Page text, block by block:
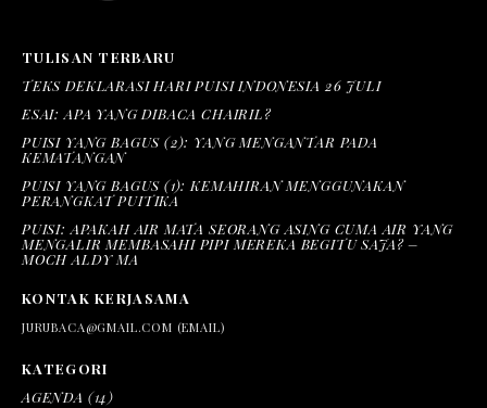
TULISAN TERBARU
TEKS DEKLARASI HARI PUISI INDONESIA 26 JULI
ESAI: APA YANG DIBACA CHAIRIL?
PUISI YANG BAGUS (2): YANG MENGANTAR PADA
KEMATANGAN
PUISI YANG BAGUS (1): KEMAHIRAN MENGGUNAKAN
PERANGKAT PUITIKA
PUISI: APAKAH AIR MATA SEORANG ASING CUMA AIR YANG
MENGALIR MEMBASAHI PIPI MEREKA BEGITU SAJA? –
MOCH ALDY MA
KONTAK KERJASAMA
JURUBACA@GMAIL.COM (EMAIL)
KATEGORI
AGENDA (14)